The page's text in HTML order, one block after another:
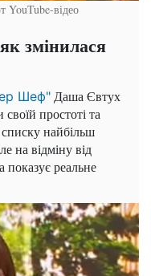
відео
змінилася
Шеф" Даша Євтух
простоті та
найбільш
на відміну від
показує реальне